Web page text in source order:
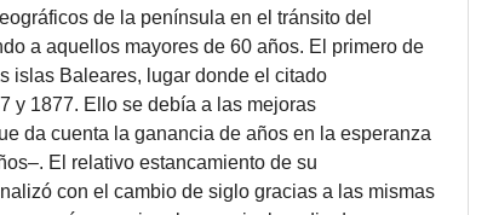
de la península en el tránsito del
a aquellos mayores de 60 años. El primero de
islas Baleares, lugar donde el citado
y 1877. Ello se debía a las mejoras
da cuenta la ganancia de años en la esperanza
El relativo estancamiento de su
con el cambio de siglo gracias a las mismas